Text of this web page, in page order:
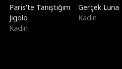
Paris'te Tanıştığım
Jigolo
Kadın
Gerçek Luna
Kadın